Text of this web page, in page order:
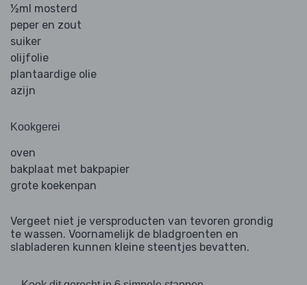
½ml mosterd
peper en zout
suiker
olijfolie
plantaardige olie
azijn
Kookgerei
oven
bakplaat met bakpapier
grote koekenpan
Vergeet niet je versproducten van tevoren grondig
te wassen. Voornamelijk de bladgroenten en
slabladeren kunnen kleine steentjes bevatten.